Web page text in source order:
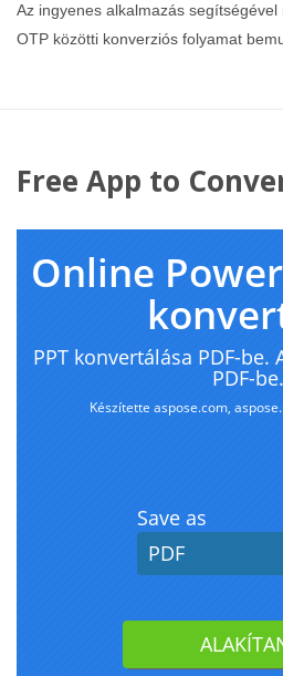
Az ingyenes alkalmazás
OTP közötti konverziós folyamat
Free App to